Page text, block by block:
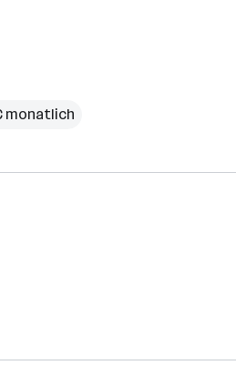
monatlich